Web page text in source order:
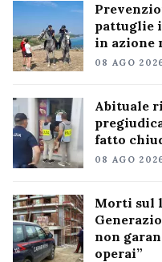
pattuglie
in azione
08 AGO
Abituale
fatto
08 AGO
Morti sul
non
operai”